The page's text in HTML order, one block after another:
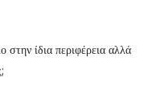
στην ίδια περιφέρεια αλλά